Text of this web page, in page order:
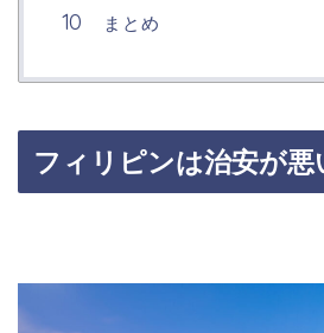
まとめ
フィリピンは治安が悪